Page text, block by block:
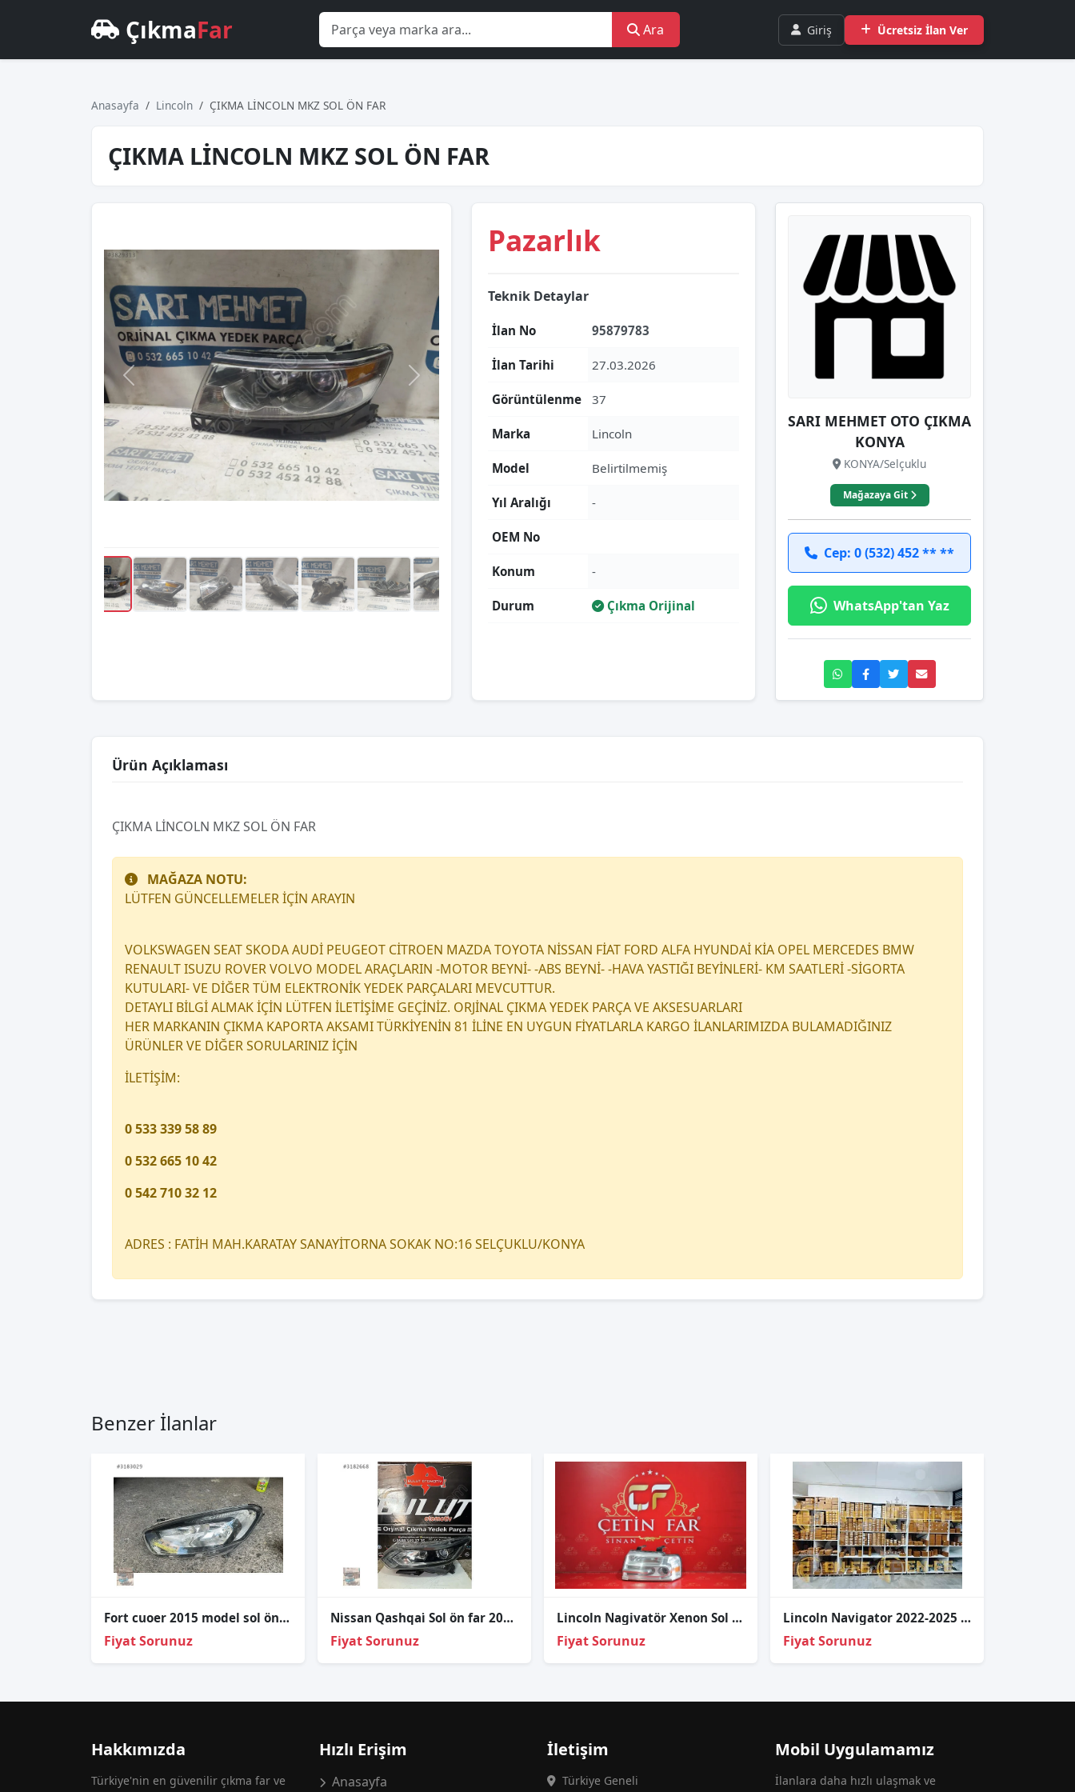
ÇıkmaFar Ara Giriş Ücretsiz İlan Ver
Anasayfa Lincoln ÇIKMA LİNCOLN MKZ SOL ÖN FAR
ÇIKMA LİNCOLN MKZ SOL ÖN FAR
Pazarlık
Teknik Detaylar
İlan No 95879783
İlan Tarihi 27.03.2026
Görüntülenme 37
Marka Lincoln
Model Belirtilmemiş
Yıl Aralığı -
OEM No
Konum -
Durum Çıkma Orijinal
SARI MEHMET OTO ÇIKMA
KONYA
KONYA/Selçuklu
Mağazaya Git
Cep: 0 (532) 452 ** **
WhatsApp'tan Yaz
Ürün Açıklaması
ÇIKMA LİNCOLN MKZ SOL ÖN FAR
MAĞAZA NOTU:
LÜTFEN GÜNCELLEMELER İÇİN ARAYIN
VOLKSWAGEN SEAT SKODA AUDİ PEUGEOT CİTROEN MAZDA TOYOTA NİSSAN FİAT FORD ALFA HYUNDAİ KİA OPEL MERCEDES BMW
RENAULT ISUZU ROVER VOLVO MODEL ARAÇLARIN -MOTOR BEYNİ- -ABS BEYNİ- -HAVA YASTIĞI BEYİNLERİ- KM SAATLERİ -SİGORTA
KUTULARI- VE DİĞER TÜM ELEKTRONİK YEDEK PARÇALARI MEVCUTTUR.
DETAYLI BİLGİ ALMAK İÇİN LÜTFEN İLETİŞİME GEÇİNİZ. ORJİNAL ÇIKMA YEDEK PARÇA VE AKSESUARLARI
HER MARKANIN ÇIKMA KAPORTA AKSAMI TÜRKİYENİN 81 İLİNE EN UYGUN FİYATLARLA KARGO İLANLARIMIZDA BULAMADIĞINIZ
ÜRÜNLER VE DİĞER SORULARINIZ İÇİN
İLETİŞİM:
0 533 339 58 89
0 532 665 10 42
0 542 710 32 12
ADRES : FATİH MAH.KARATAY SANAYİTORNA SOKAK NO:16 SELÇUKLU/KONYA
Benzer İlanlar
Fort cuoer 2015 model sol ön far içi siyah
Fiyat Sorunuz
Ni̇ssan Qashqai̇ Sol ön far 2013-2017
Fiyat Sorunuz
Lincoln Nagivatör Xenon Sol Far
Fiyat Sorunuz
Lincoln Navigator 2022-2025 Led Far Beyni JK21-13W030-DG
Fiyat Sorunuz
Hakkımızda
Türkiye'nin en güvenilir çıkma far ve
Hızlı Erişim
Anasayfa
İletişim
Türkiye Geneli
Mobil Uygulamamız
İlanlara daha hızlı ulaşmak ve